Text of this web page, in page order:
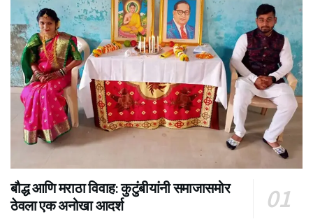
बौद्ध आणि मराठा विवाह: कुटुंबीयांनी समाजासमोर
ठेवला एक अनोखा आदर्श